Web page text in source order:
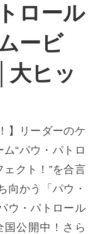
ロール
ービ
大ヒッ
】リーダーのケ
“パウ・パトロ
ェクト！”を合言
向かう「パウ・
ウ・パトロール
公開中！さら